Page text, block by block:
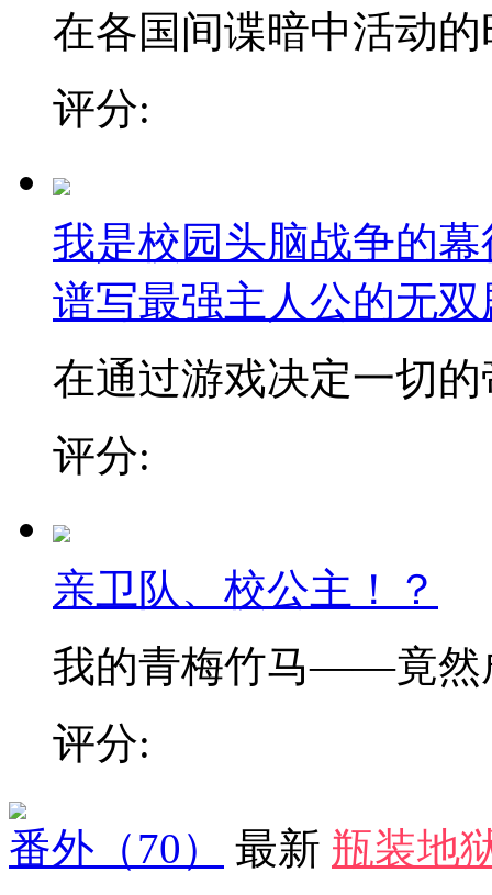
在各国间谍暗中活动的
评分:
我是校园头脑战争的
谱写最强主人公的无双
在通过游戏决定一切的
评分:
亲卫队、校公主！？
我的青梅竹马——竟然
评分:
番外 （70） 最新 瓶装地